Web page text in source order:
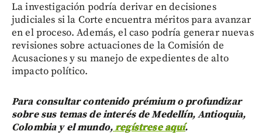
La investigación podría derivar en decisiones
judiciales si la Corte encuentra méritos para avanzar
en el proceso. Además, el caso podría generar nuevas
revisiones sobre actuaciones de la Comisión de
Acusaciones y su manejo de expedientes de alto
impacto político.
Para consultar contenido prémium o profundizar
sobre sus temas de interés de Medellín, Antioquia,
Colombia y el mundo,regístrese aquí.